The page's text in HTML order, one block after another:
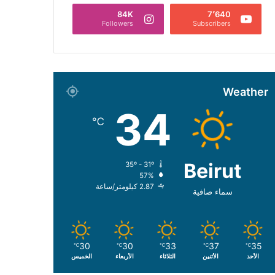
7٬640
Subscribers
84K
Followers
Weather
Beirut
سماء صافية
34
℃
57%
2.87 كيلومتر/ساعة
35
℃
الأحد
37
℃
الأثنين
33
℃
الثلاثاء
30
℃
الأربعاء
30
℃
الخميس